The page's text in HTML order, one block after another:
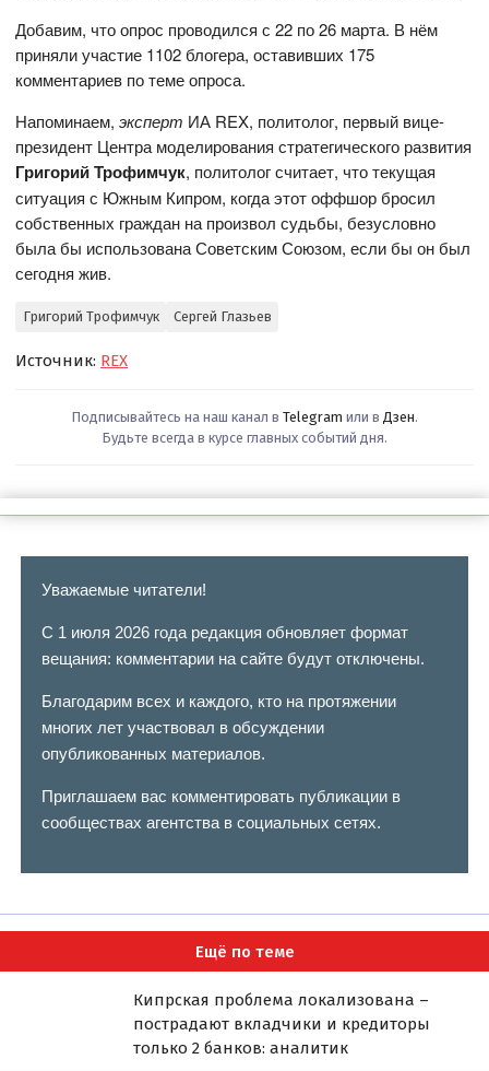
Добавим, что опрос проводился с 22 по 26 марта. В нём
приняли участие 1102 блогера, оставивших 175
комментариев по теме опроса.
Напоминаем,эксперт ИА REX, политолог, первый вице-
президент Центра моделирования стратегического развития
Григорий Трофимчук, политолог считает, что текущая
ситуация с Южным Кипром, когда этот оффшор бросил
собственных граждан на произвол судьбы, безусловно
была бы использована Советским Союзом, если бы он был
сегодня жив.
Григорий Трофимчук Сергей Глазьев
Источник: REX
Подписывайтесь на наш канал в Telegram или в Дзен.
Будьте всегда в курсе главных событий дня.
Уважаемые читатели!
С 1 июля 2026 года редакция обновляет формат
вещания: комментарии на сайте будут отключены.
Благодарим всех и каждого, кто на протяжении
многих лет участвовал в обсуждении
опубликованных материалов.
Приглашаем вас комментировать публикации в
сообществах агентства в социальных сетях.
Ещё по теме
Кипрская проблема локализована –
пострадают вкладчики и кредиторы
только 2 банков: аналитик